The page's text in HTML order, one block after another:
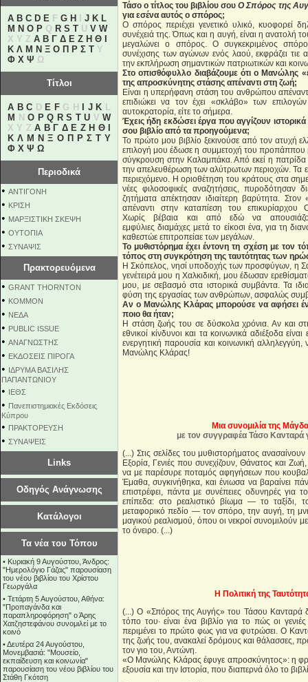
A B C D E F G H J K L
M N O P Q R S T U V W
X Y Z Α Β Γ Δ Ε Ζ Η Θ
Κ Λ Μ Ν Ξ Ο Π Ρ Σ Τ Υ
Φ Χ Ψ Ω
Τίτλοι
A B C D E FG H J K L
M
N O P Q R S T U V W
X Y ZΑ Β Γ Δ Ε Ζ Η Θ
Κ Λ Μ Ν Ξ Ο Π Ρ Σ Τ Υ
Φ Χ Ψ Ω
Περιοδικά
• ΑΝΤΙΓΟΝΗ
• ΚΡΙΣΗ
• ΜΑΡΞΙΣΤΙΚΗ ΣΚΕΨΗ
• ΟΥΤΟΠΙΑ
• ΣΥΝΑΨΙΣ
Πρακτορευόμενα
• GRANT THORNTON
• KOMMON
• NEΔΑ
• PUBLIC ISSUE
• ΑΝΑΓΝΩΣΤΗΣ
• ΕΚΔΟΣΕΙΣ ΠΙΡΟΓΑ
• ΙΔΡΥΜΑ ΒΑΣΙΛΗΣ
ΠΑΠΑΝΤΩΝΙΟΥ
• ΙΕΘΣ
• Πανεπιστημιακές Εκδόσεις
Κύπρου
• ΠΡΑΚΤΟΡΕΥΣΗ
• ΣΥΝΑΨΕΙΣ
Links
Οδηγός Ανάγνωσης
Κατάλογοι
Τα νέα του Τόπου
• Κυριακή 9 Αυγούστου, Άνδρος:
"Ημερολόγιο Γάζας" παρουσίαση
του νέου βιβλίου του Χρίστου
Γεωργάλα
• Τετάρτη 5 Αυγούστου, Αθήνα:
"Προπαγάνδα και
παραπληροφόρηση" ο Άρης
Χατζηστεφάνου συνομιλεί με το
κοινό
•Δευτέρα 24 Αυγούστου,
Μονεμβασιά: "Μουσείο,
εκπαίδευση και κοινωνία"
παρουσίαση του νέου βιβλίου του
Στάθη Γκότση
Τάσο ο τίτλος του βιβλίου σουΟ Σπόρος της
για εσένα αυτός ο σπόρος;
Ο σπόρος περιέχει γενετικό υλικό, κυοφορεί
συνέχειά της. Όπως και η αυγή, είναι η ανατολή
μεγαλώνει ο σπόρος. Ο συγκεκριμένος
συνέχισης των αγώνων ενός λαού, εκφράζει τιε
την εκπλήρωση σημαντικών πατριωτικών και
Στο οπισθόφυλλο διαβάζουμε ότι ο Μανώλης
της απροσκύνητης στάσης απέναντι στη ζωή;
Είναι η υπερήφανη στάση του ανθρώπου
επιδιώκει να τον έχει «σκλάβο» των
αυτοκρατορία, είτε το σήμερα.
Έχεις ήδη εκδώσει έργα που αγγίζουν ιστορικά
σου βιβλίο από τα προηγούμενα;
Το πρώτο μου βιβλίο ξεκινούσε από τον ατυχή
επιλογή μου έδωσε η συμμετοχή του
σύγκρουση στην Καλαμπάκα. Από εκεί η
την απελευθέρωση των αλύτρωτων περιοχών. Τα
περιεχόμενο. Η οριοθέτηση του κράτους στα
νέες φιλοσοφικές αναζητήσεις, πυροδότησαν
ζητήματα απέκτησαν ιδιαίτερη βαρύτητα.
απέναντι στην καταπίεση του επικυρίαρχου
Χωρίς βέβαια και από εδώ να
εμφύλιες διαμάχες μετά το είκοσι ένα, για τη
καθεστώε επιτροπείαε των μεγάλων.
Το μυθιστόρημα έχει έντονη τη σχέση με τον
τόπος στη συγκρότηση της ταυτότητας των
Η Σκόπελος, νησί υποδοχής των προσφύγων, η
γενέτειρά μου η Χαλκιδική, μου έδωσαν
μου, με σεβασμό στα ιστορικά συμβάντα. Τα
φύση της εργασίας των ανθρώπων, ασφαλώς
Αν ο Μανώλης Κλάρας μπορούσε να αφήσει
ποιο θα ήταν;
Η στάση ζωής του σε δύσκολα χρόνια. Αν και
εθνικοί κίνδυνοι και τα κοινωνικά αδιέξοδα
ενεργητική παρουσία και κοινωνική
Μανώλης Κλάρας!
Μια συνομιλία της
με τον συγγραφέα Τάσο Κανταρά
(...) Στις σελίδες του μυθιστορήματος
Εξορία, Γενιές που συνεχίζουν, Θάνατος και
να με παρέσυρε ποταμός αφηγήσεων που
Έμαθα, συγκινήθηκα, και ένιωσα να βαραίνει
επιστρέφει, πάντα με συνέπειες οδυνηρές
επίπεδα: στο ρεαλιστικό βίωμα — το ταξίδι,
μεταφορικό πεδίο — τον σπόρο, την αυγή, τη
μαγικού ρεαλισμού, όπου οι νεκροί συνομιλούν
το όνειρο. (...)
Η Πολιτική της
(...) Ο «Σπόρος της Αυγής» του Τάσου Κανταρά
τόπο του· είναι ένα βιβλίο για το πώς οι
περιμένει το πρώτο φως για να φυτρώσει. Ο
της ζωής του, ανακαλεί δρόμους και θάλασσες,
τον γιο του, Αντώνη.
«Ο Μανώλης Κλάρας έφυγε απροσκύνητος»: η
εξουσία και την Ιστορία, που διαπερνά όλο το